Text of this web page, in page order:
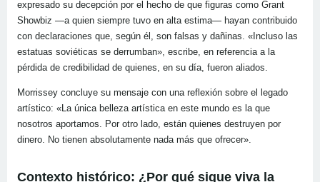
expresado su decepción por el hecho de que figuras como Grant
Showbiz —a quien siempre tuvo en alta estima— hayan contribuido
con declaraciones que, según él, son falsas y dañinas. «Incluso las
estatuas soviéticas se derrumban», escribe, en referencia a la
pérdida de credibilidad de quienes, en su día, fueron aliados.
Morrissey concluye su mensaje con una reflexión sobre el legado
artístico: «La única belleza artística en este mundo es la que
nosotros aportamos. Por otro lado, están quienes destruyen por
dinero. No tienen absolutamente nada más que ofrecer».
Contexto histórico: ¿Por qué sigue viva la